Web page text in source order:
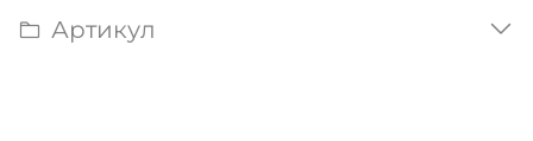
Артикул